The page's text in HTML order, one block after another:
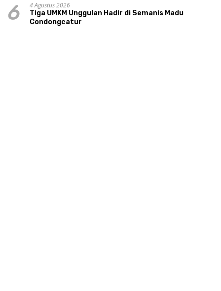
6
4 Agustus 2026
Tiga UMKM Unggulan Hadir di Semanis Madu
Condongcatur